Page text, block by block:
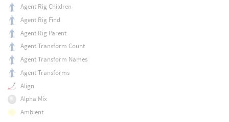
Agent Rig Children
Agent Rig Find
Agent Rig Parent
Agent Transform Count
Agent Transform Names
Agent Transforms
Align
Alpha Mix
Ambient